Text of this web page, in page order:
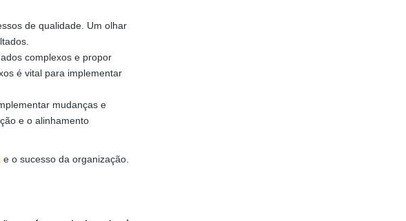
de qualidade. Um olhar
complexos e propor
é vital para implementar
mudanças e
e o alinhamento
e o sucesso da organização.